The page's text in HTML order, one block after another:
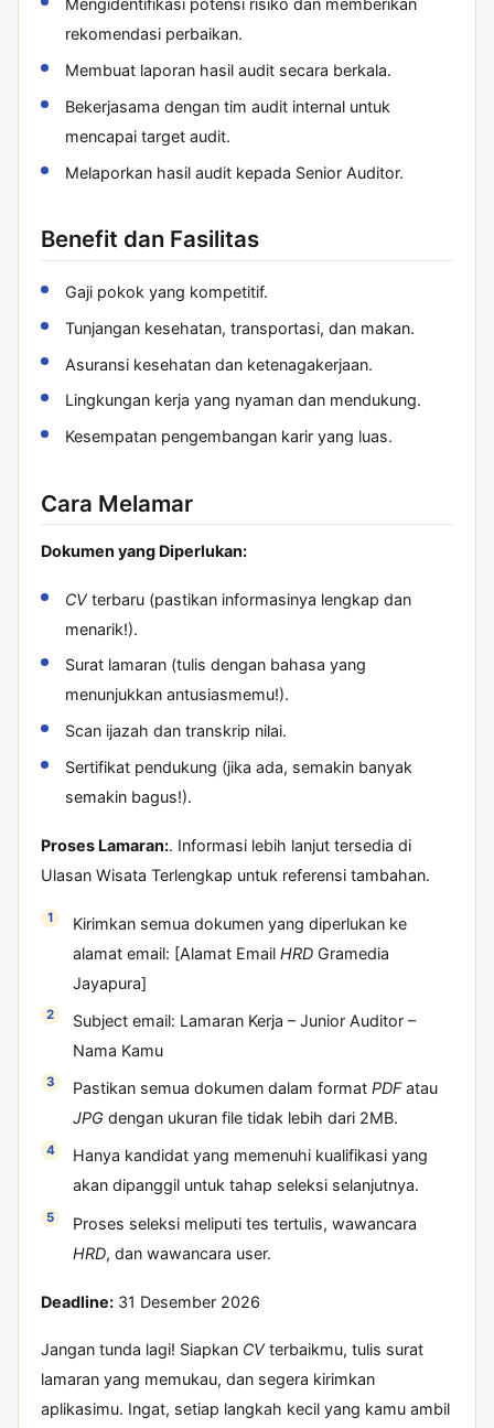
Mengidentifikasi potensi risiko dan memberikan
rekomendasi perbaikan.
Membuat laporan hasil audit secara berkala.
Bekerjasama dengan tim audit internal untuk
mencapai target audit.
Melaporkan hasil audit kepada Senior Auditor.
Benefit dan Fasilitas
Gaji pokok yang kompetitif.
Tunjangan kesehatan, transportasi, dan makan.
Asuransi kesehatan dan ketenagakerjaan.
Lingkungan kerja yang nyaman dan mendukung.
Kesempatan pengembangan karir yang luas.
Cara Melamar
Dokumen yang Diperlukan:
CVterbaru (pastikan informasinya lengkap dan
menarik!).
Surat lamaran (tulis dengan bahasa yang
menunjukkan antusiasmemu!).
Scan ijazah dan transkrip nilai.
Sertifikat pendukung (jika ada, semakin banyak
semakin bagus!).
Proses Lamaran:. Informasi lebih lanjut tersedia di
Ulasan Wisata Terlengkap untuk referensi tambahan.
Kirimkan semua dokumen yang diperlukan ke
alamat email: [Alamat Email HRDGramedia
Jayapura]
Subject email: Lamaran Kerja – Junior Auditor –
Nama Kamu
Pastikan semua dokumen dalam format PDFatau
JPGdengan ukuran file tidak lebih dari 2MB.
Hanya kandidat yang memenuhi kualifikasi yang
akan dipanggil untuk tahap seleksi selanjutnya.
Proses seleksi meliputi tes tertulis, wawancara
HRD, dan wawancara user.
Deadline: 31 Desember 2026
Jangan tunda lagi! Siapkan CVterbaikmu, tulis surat
lamaran yang memukau, dan segera kirimkan
aplikasimu. Ingat, setiap langkah kecil yang kamu ambil